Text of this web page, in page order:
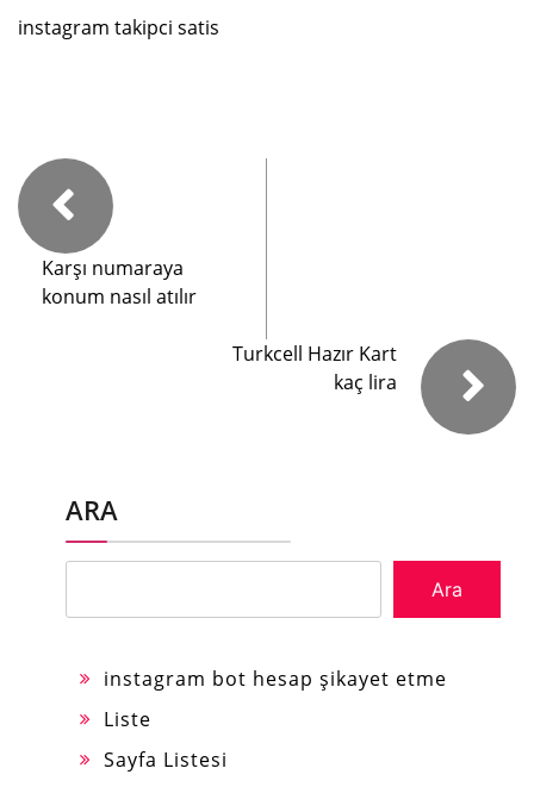
instagram takipci satis
Karşı numaraya
konum nasıl atılır
Turkcell Hazır Kart
kaç lira
ARA
Ara
instagram bot hesap şikayet etme
Liste
Sayfa Listesi